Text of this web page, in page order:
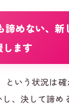
諦めない、新
します
という状況は
、決して諦め